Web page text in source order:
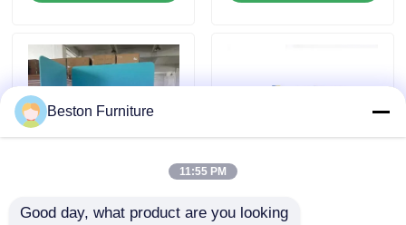
Nieuws
Gevallen
Bureau Werkstation Bureaus
Aanpasbare grootte Modulair werkstation
Beston Furniture
11:55 PM
Good day, what product are you looking